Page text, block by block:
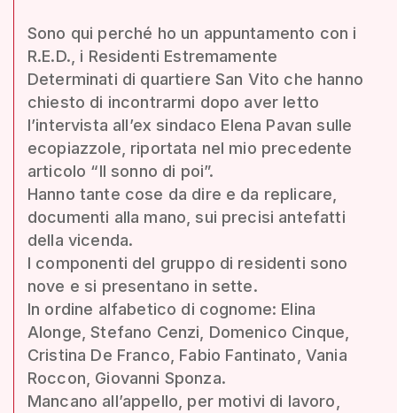
Sono qui perché ho un appuntamento con i
R.E.D., i Residenti Estremamente
Determinati di quartiere San Vito che hanno
chiesto di incontrarmi dopo aver letto
l’intervista all’ex sindaco Elena Pavan sulle
ecopiazzole, riportata nel mio precedente
articolo “Il sonno di poi”.
Hanno tante cose da dire e da replicare,
documenti alla mano, sui precisi antefatti
della vicenda.
I componenti del gruppo di residenti sono
nove e si presentano in sette.
In ordine alfabetico di cognome: Elina
Alonge, Stefano Cenzi, Domenico Cinque,
Cristina De Franco, Fabio Fantinato, Vania
Roccon, Giovanni Sponza.
Mancano all’appello, per motivi di lavoro,